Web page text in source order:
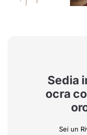
Sedia
ocra
Sei un